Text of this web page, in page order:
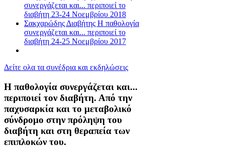
συνεργάζεται και... περιποιεί το
διαβήτη 23-24 Νοεμβρίου 2018
Σακχαρώδης Διαβήτης Η παθολογία
συνεργάζεται και... περιποιεί το
διαβήτη 24-25 Νοεμβρίου 2017
Δείτε ολα τα συνέδρια και εκδηλώσεις
Η παθολογία συνεργάζεται και...
περιποιεί τον διαβήτη. Από την
παχυσαρκία και το μεταβολικό
σύνδρομο στην πρόληψη του
διαβήτη και στη θεραπεία των
επιπλοκών του.